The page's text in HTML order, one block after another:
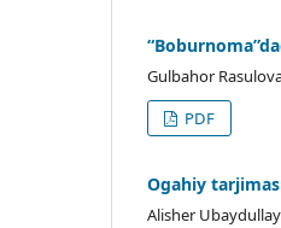
Gulbahor
PDF
Оgahiy
Alishеr